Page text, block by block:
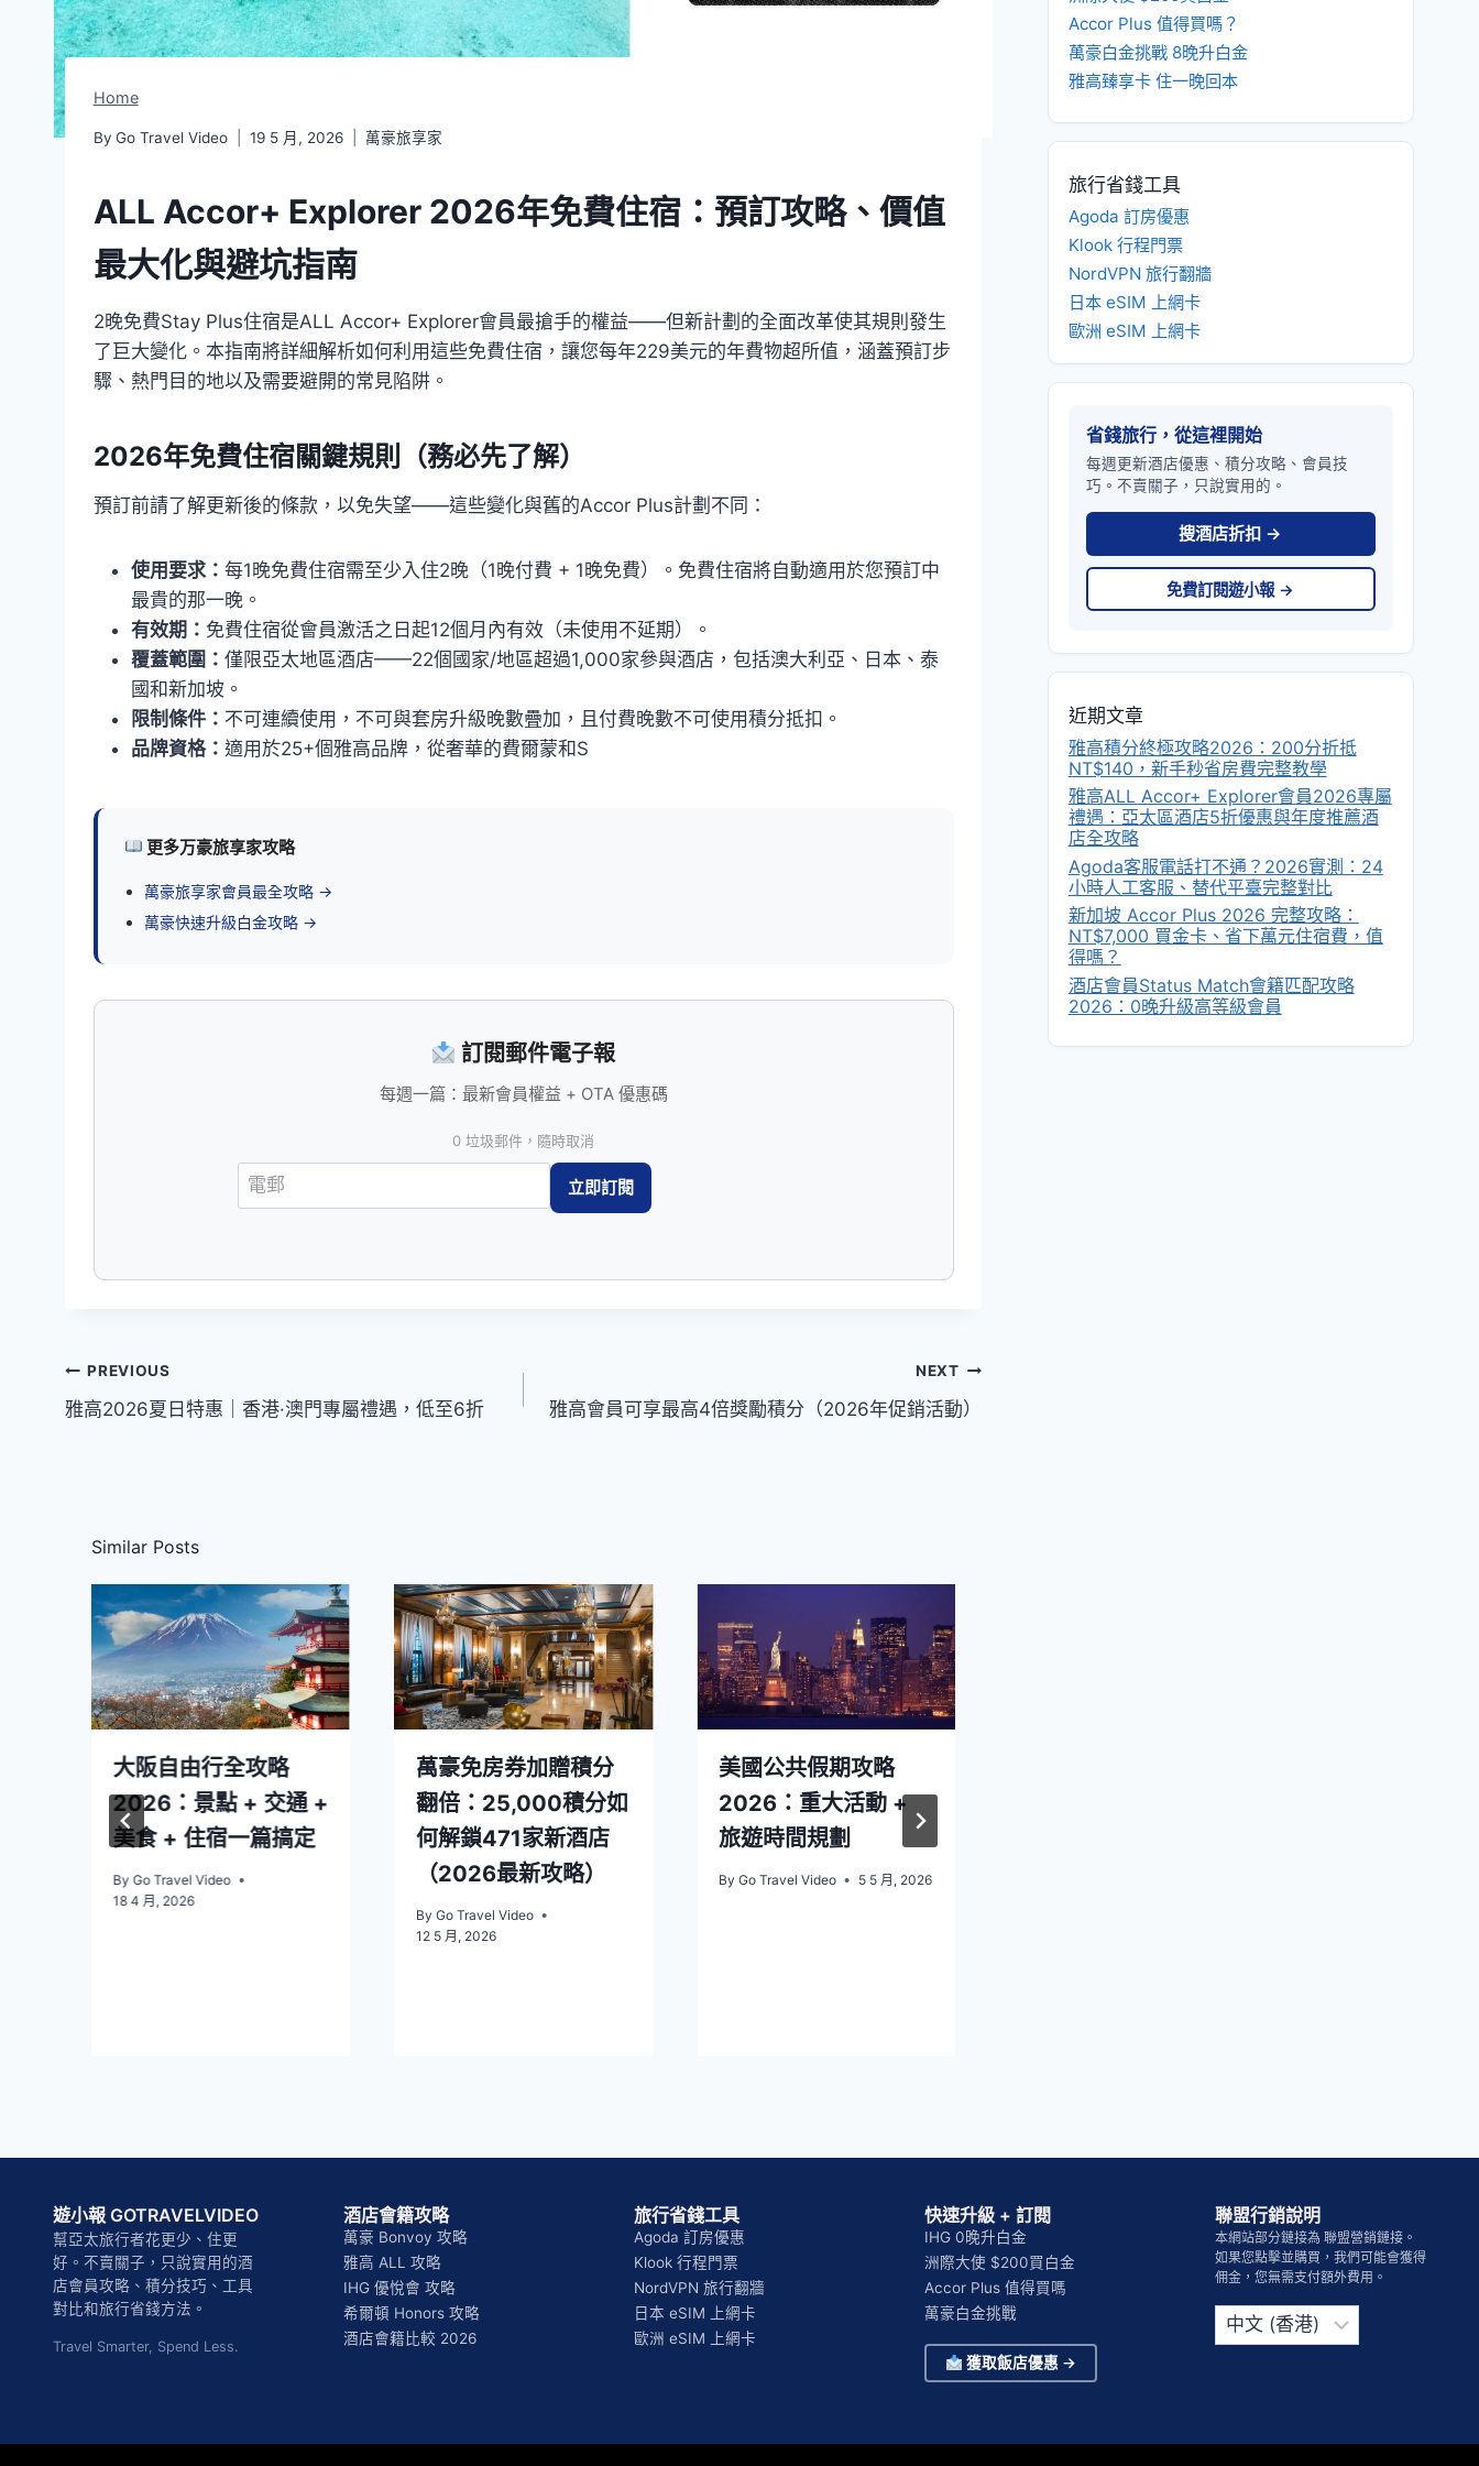
Home
By Go Travel Video 19 5 月, 2026 萬豪旅享家
ALL Accor+ Explorer 2026年免費住宿：預訂攻略、價值
最大化與避坑指南
2晚免費Stay Plus住宿是ALL Accor+ Explorer會員最搶手的權益——但新計劃的全面改革使其規則發生
了巨大變化。本指南將詳細解析如何利用這些免費住宿，讓您每年229美元的年費物超所值，涵蓋預訂步
驟、熱門目的地以及需要避開的常見陷阱。
2026年免費住宿關鍵規則（務必先了解）
預訂前請了解更新後的條款，以免失望——這些變化與舊的Accor Plus計劃不同：
使用要求： 每1晚免費住宿需至少入住2晚（1晚付費 + 1晚免費）。免費住宿將自動適用於您預訂中
最貴的那一晚。
有效期： 免費住宿從會員激活之日起12個月內有效（未使用不延期）。
覆蓋範圍： 僅限亞太地區酒店——22個國家/地區超過1,000家參與酒店，包括澳大利亞、日本、泰
國和新加坡。
限制條件： 不可連續使用，不可與套房升級晚數疊加，且付費晚數不可使用積分抵扣。
品牌資格： 適用於25+個雅高品牌，從奢華的費爾蒙和S
更多万豪旅享家攻略
萬豪旅享家會員最全攻略 →
萬豪快速升級白金攻略 →
訂閱郵件電子報
每週一篇：最新會員權益 + OTA 優惠碼
0 垃圾郵件，隨時取消
文
章
PREVIOUS
雅高2026夏日特惠｜香港·澳門專屬禮遇，低至6折
NEXT
雅高會員可享最高4倍獎勵積分（2026年促銷活動）
Similar Posts
大阪自由行全攻略
2026：景點 + 交通 +
美食 + 住宿一篇搞定
By Go Travel Video
18 4 月, 2026
萬豪免房券加贈積分
翻倍：25,000積分如
何解鎖471家新酒店
（2026最新攻略）
By Go Travel Video
12 5 月, 2026
美國公共假期攻略
2026：重大活動 +
旅遊時間規劃
By Go Travel Video 5 5 月, 2026
Accor Plus 值得買嗎？
萬豪白金挑戰 8晚升白金
雅高臻享卡 住一晚回本
旅行省錢工具
Agoda 訂房優惠
Klook 行程門票
NordVPN 旅行翻牆
日本 eSIM 上網卡
歐洲 eSIM 上網卡
省錢旅行，從這裡開始
每週更新酒店優惠、積分攻略、會員技
巧。不賣關子，只說實用的。
搜酒店折扣 →
免費訂閱遊小報 →
近期文章
雅高積分終極攻略2026：200分折抵
NT$140，新手秒省房費完整教學
雅高ALL Accor+ Explorer會員2026專屬
禮遇：亞太區酒店5折優惠與年度推薦酒
店全攻略
Agoda客服電話打不通？2026實測：24
小時人工客服、替代平臺完整對比
新加坡 Accor Plus 2026 完整攻略：
NT$7,000 買金卡、省下萬元住宿費，值
得嗎？
酒店會員Status Match會籍匹配攻略
2026：0晚升級高等級會員
遊小報 GOTRAVELVIDEO
幫亞太旅行者花更少、住更
好。不賣關子，只說實用的酒
店會員攻略、積分技巧、工具
對比和旅行省錢方法。
Travel Smarter, Spend Less.
酒店會籍攻略
萬豪 Bonvoy 攻略
雅高 ALL 攻略
IHG 優悅會 攻略
希爾頓 Honors 攻略
酒店會籍比較 2026
旅行省錢工具
Agoda 訂房優惠
Klook 行程門票
NordVPN 旅行翻牆
日本 eSIM 上網卡
歐洲 eSIM 上網卡
快速升級 + 訂閱
IHG 0晚升白金
洲際大使 $200買白金
Accor Plus 值得買嗎
萬豪白金挑戰
獲取飯店優惠 →
聯盟行銷說明
本網站部分鏈接為 聯盟營銷鏈接。
如果您點擊並購買，我們可能會獲得
佣金，您無需支付額外費用。
Choose
language